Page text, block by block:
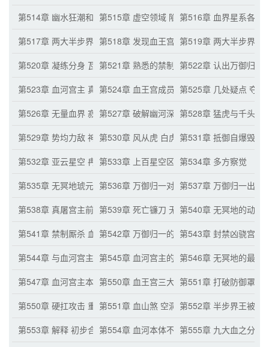
第514章 幽水狂潮和深渊魔灵第515章 虚空领域 陷阱？第516章 血界星系各个
第517章 两大半步界王的猜测第518章 发现血王宫内的情况 半步界王的脑补
第519章 两大半步界王
第520章 凝练分身 瓦解的禁制第521章 熟悉的禁制攻击 血脉秘法
第522章 认出万御归一
第523章 血河宫主 真屠宫主第524章 血王宫成员的愤怒与自信
第525章 几处疑点 夺回
第526章 无量血界 寂静的星空区域
第527章 破解幽河深渊第528章 猛虎与千头山
第529章 势均力敌 神兽白虎第530章 风从虎 白虎要自爆第531章 抵御自爆毁灭
第532章 亚云星空 冉齐虚君第533章 上百星空区域内的万御归一
第534章 多方察觉
第535章 无冥地琥元虚王 是万御归一！第536章 万御归一对无冥地的重要性
第537章 万御归一出现
第538章 真屠宫主前来第539章 死亡镰刀 无冥地的怒火第540章 无冥地的动静
第541章 禁制厮杀 血河宫主回来第542章 万御归一的真正强大之处
第543章 封禁凶骁宫主
第544章 与血河宫主之间的激战第545章 血河宫主的猜测第546章 无冥地的最高
第547章 血河宫主本体 特殊生命第550章 血王宫三大优势第551章 打破防御罩 禁
第550章 硬扛攻击 重伤第551章 血山煞 空洞的出现第552章 半步界王被困
第553章 解释 初步合作第554章 血河本体不灭，血之分身不死
第555章 九大血之分身